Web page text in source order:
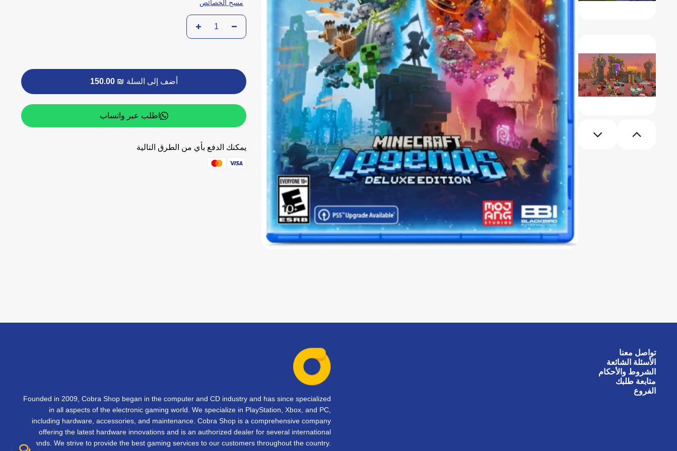
مسح الخصائص
أضف إلى السلة ₪ 150.00
اطلب عبر واتساب
يمكنك الدفع بأي من الطرق التالية
تواصل معنا
الأسئلة الشائعة
الشروط والأحكام
متابعة طلبك
الفروع
Founded in 2009, Cobra Shop began in the computer and CD industry and has since specialized
in all aspects of the electronic gaming world. We specialize in PlayStation, Xbox, and PC,
including hardware, accessories, and maintenance. Cobra Shop is a comprehensive company
offering the latest hardware innovations and is an authorized dealer for several international
brands. We strive to provide the best gaming services to our customers throughout the country.